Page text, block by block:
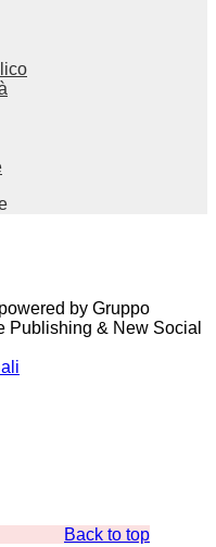
by Gruppo
Publishing & New Social
Back to top